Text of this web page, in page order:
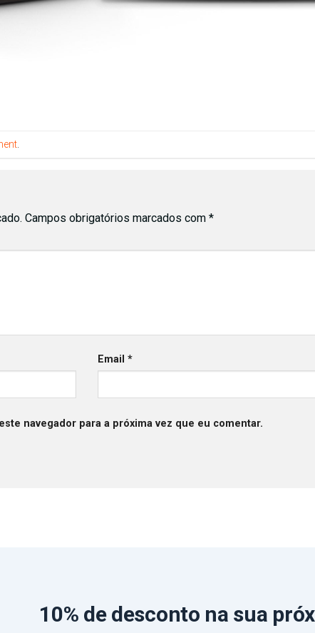
Campos obrigatórios marcados com *
Email *
navegador para a próxima vez que eu comentar.
10% de desconto na sua